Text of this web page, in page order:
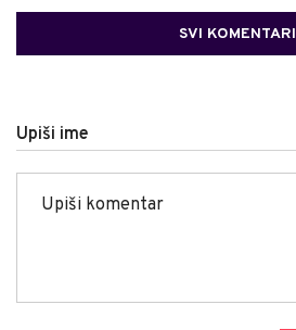
SVI KOMENTARI
Upiši ime